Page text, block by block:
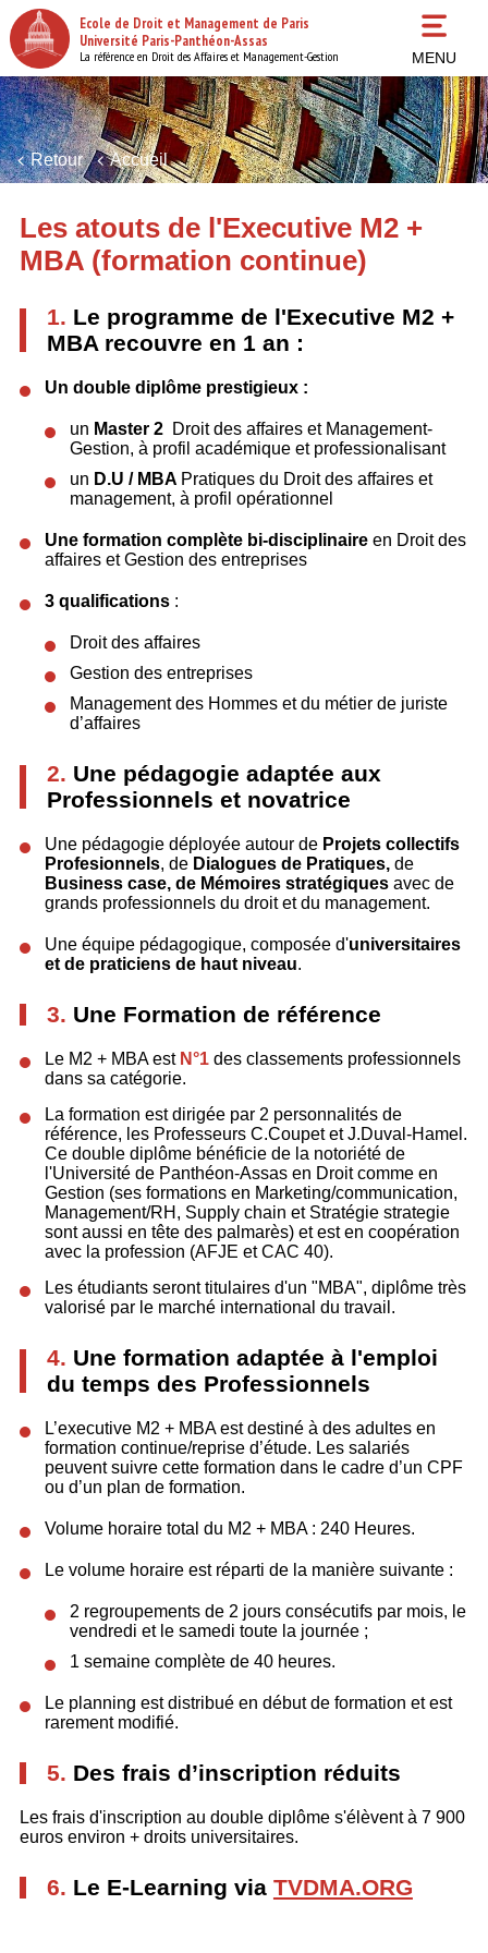
Aller
au
contenu
principal
Ecole de Droit et Management de Paris
Université Paris-Panthéon-Assas
La référence en Droit des Affaires et Management-Gestion MENU
Retour Accueil
Les atouts de l'Executive M2 +
MBA (formation continue)
1. Le programme de l'Executive M2 +
MBA recouvre en 1 an :
Un double diplôme prestigieux :
un Master 2 Droit des affaires et Management-
Gestion, à profil académique et professionalisant
un D.U / MBA Pratiques du Droit des affaires et
management, à profil opérationnel
Une formation complète bi-disciplinaireen Droit des
affaires et Gestion des entreprises
3 qualifications:
Droit des affaires
Gestion des entreprises
Management des Hommes et du métier de juriste
d’affaires
2. Une pédagogie adaptée aux
Professionnels et novatrice
Une pédagogie déployée autour de Projets collectifs
Profesionnels, de Dialogues de Pratiques,de
Business case, de Mémoires stratégiques avec de
grands professionnels du droit et du management.
Une équipe pédagogique, composée d'universitaires
et de praticiens de haut niveau.
3. Une Formation de référence
Le M2 + MBA est N°1 des classements professionnels
dans sa catégorie.
La formation est dirigée par 2 personnalités de
référence, les Professeurs C.Coupet et J.Duval-Hamel.
Ce double diplôme bénéficie de la notoriété de
l'Université de Panthéon-Assas en Droit comme en
Gestion (ses formations en Marketing/communication,
Management/RH, Supply chain et Stratégie strategie
sont aussi en tête des palmarès) et est en coopération
avec la profession (AFJE et CAC 40).
Les étudiants seront titulaires d'un "MBA", diplôme très
valorisé par le marché international du travail.
4. Une formation adaptée à l'emploi
du temps des Professionnels
L’executive M2 + MBA est destiné à des adultes en
formation continue/reprise d’étude. Les salariés
peuvent suivre cette formation dans le cadre d’un CPF
ou d’un plan de formation.
Volume horaire total du M2 + MBA : 240 Heures.
Le volume horaire est réparti de la manière suivante :
2 regroupements de 2 jours consécutifs par mois, le
vendredi et le samedi toute la journée ;
1 semaine complète de 40 heures.
Le planning est distribué en début de formation et est
rarement modifié.
5. Des frais d’inscription réduits
Les frais d'inscription au double diplôme s'élèvent à 7 900
euros environ + droits universitaires.
6. Le E-Learning via TVDMA.ORG